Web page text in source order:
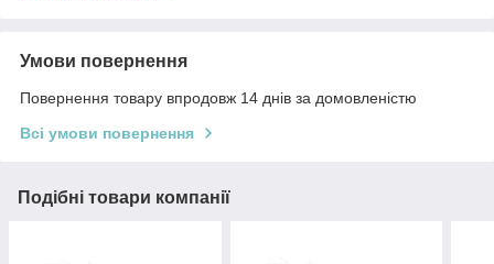
Умови повернення
Повернення товару впродовж 14 днів за домовленістю
Всі умови повернення
Подібні товари компанії